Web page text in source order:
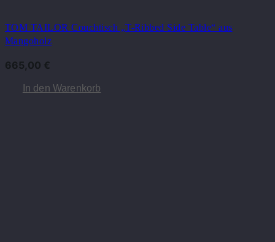
TOM TAILOR Couchtisch „T-Ribbed Side Table“ aus
Mangoholz
665,00 €
In den Warenkorb